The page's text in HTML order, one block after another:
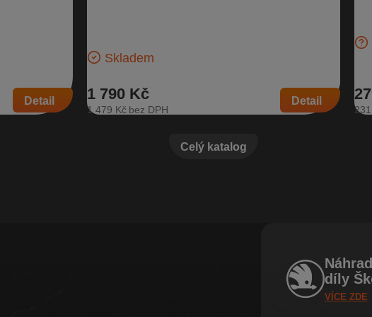
Detail
Skladem
1 790 Kč
1 479 Kč
Detail
Celý katalog
díly
VÍCE ZDE